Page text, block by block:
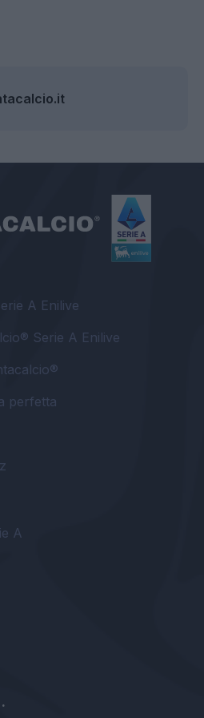
A Enilive
Serie A Enilive
perfetta
A